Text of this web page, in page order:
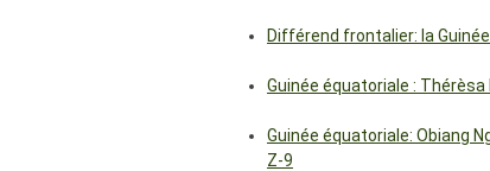
Différend frontalier: la
Guinée équatoriale :
Guinée équatoriale: Obiang
Z-9